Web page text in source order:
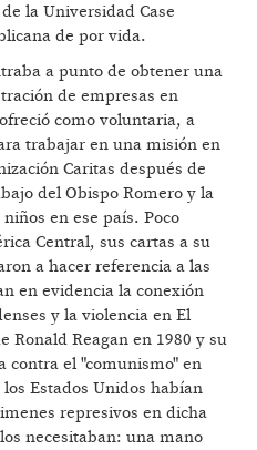
la Universidad Case
de por vida.
a punto de obtener una
de empresas en
como voluntaria, a
trabajar en una misión en
Caritas después de
del Obispo Romero y la
en ese país. Poco
Central, sus cartas a su
a hacer referencia a las
en evidencia la conexión
y la violencia en El
Ronald Reagan en 1980 y su
contra el "comunismo" en
Estados Unidos habían
represivos en dicha
necesitaban: una mano